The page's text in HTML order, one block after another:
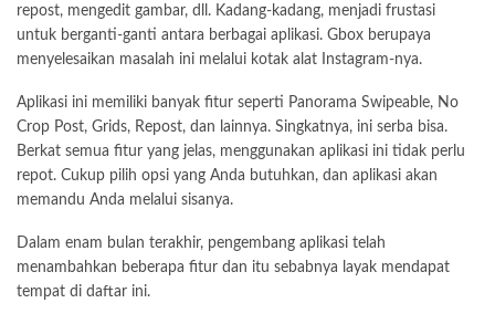
repost, mengedit gambar, dll. Kadang-kadang, menjadi frustasi
untuk berganti-ganti antara berbagai aplikasi. Gbox berupaya
menyelesaikan masalah ini melalui kotak alat Instagram-nya.
Aplikasi ini memiliki banyak fitur seperti Panorama Swipeable, No
Crop Post, Grids, Repost, dan lainnya. Singkatnya, ini serba bisa.
Berkat semua fitur yang jelas, menggunakan aplikasi ini tidak perlu
repot. Cukup pilih opsi yang Anda butuhkan, dan aplikasi akan
memandu Anda melalui sisanya.
Dalam enam bulan terakhir, pengembang aplikasi telah
menambahkan beberapa fitur dan itu sebabnya layak mendapat
tempat di daftar ini.